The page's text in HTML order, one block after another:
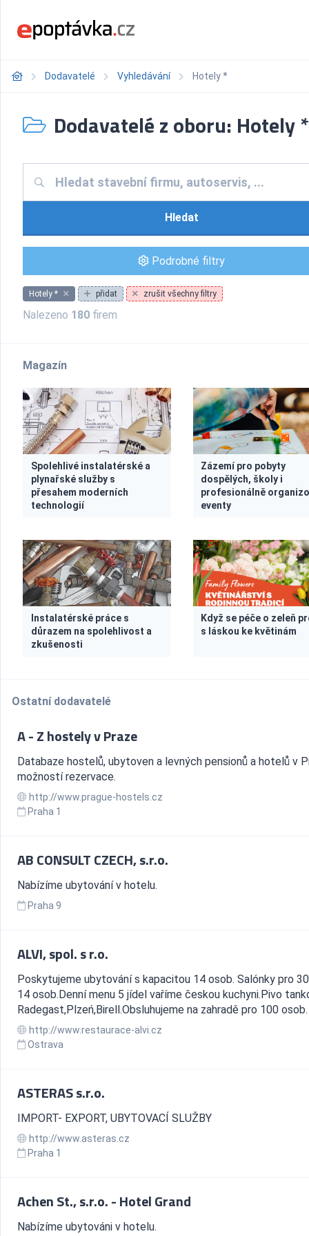
Dodavatelé Vyhledávání Hotely *
Dodavatelé z oboru: Hotely *
Hledat
Podrobné filtry
Hotely * přidat zrušit všechny filtry
Nalezeno 180 firem
Magazín
Spolehlivé instalatérské a
plynařské služby s
přesahem moderních
technologií
Zázemí pro pobyty
dospělých, školy i
profesionálně
eventy
Instalatérské práce s
důrazem na spolehlivost a
zkušenosti
Když se péče o zeleň
s láskou ke květinám
Ostatní dodavatelé
A - Z hostely v Praze
Databaze hostelů, ubytoven a levných pensionů a hotelů v
možností rezervace.
http://www.prague-hostels.cz
Praha 1
AB CONSULT CZECH, s.r.o.
Nabízíme ubytování v hotelu.
Praha 9
ALVI, spol. s r.o.
Poskytujeme ubytování s kapacitou 14 osob. Salónky pro
14 osob.Denní menu 5 jídel vaříme českou kuchyni.Pivo
Radegast,Plzeń,Birell.Obsluhujeme na zahradě pro 100 osob.
http://www.restaurace-alvi.cz
Ostrava
ASTERAS s.r.o.
IMPORT- EXPORT, UBYTOVACÍ SLUŽBY
http://www.asteras.cz
Praha 1
Achen St., s.r.o. - Hotel Grand
Nabízíme ubytováni v hotelu.